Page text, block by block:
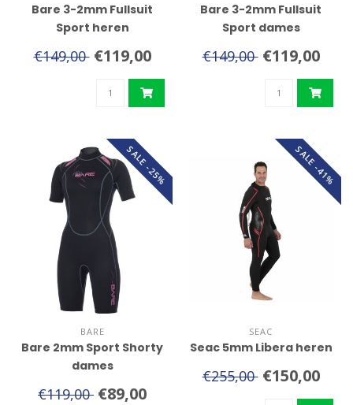
Bare 3-2mm Fullsuit
Sport heren
€149,00 €119,00
Bare 3-2mm Fullsuit
Sport dames
€149,00 €119,00
SALE -25%
BARE
Bare 2mm Sport Shorty
dames
€119,00 €89,00
SALE -41%
SEAC
Seac 5mm Libera heren
€255,00 €150,00